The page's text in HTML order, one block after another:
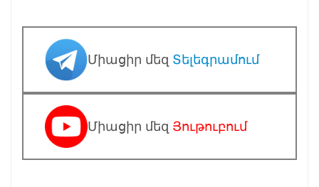
Միացիր մեզ Տելեգրամում
Միացիր մեզ Յութուբում